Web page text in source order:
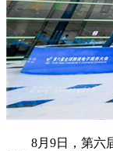
8月9日，第六届